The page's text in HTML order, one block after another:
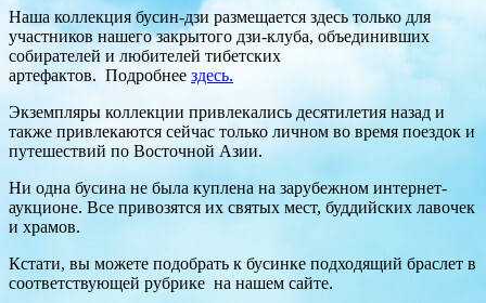
Наша коллекция бусин-дзи размещается здесь только для
участников нашего закрытого дзи-клуба, объединивших
собирателей и любителей тибетских
артефактов. Подробнее здесь.
Экземпляры коллекции привлекались десятилетия назад и
также привлекаются сейчас только личном во время поездок и
путешествий по Восточной Азии.
Ни одна бусина не была куплена на зарубежном интернет-
аукционе. Все привозятся их святых мест, буддийских лавочек
и храмов.
Кстати, вы можете подобрать к бусинке подходящий браслет в
соответствующей рубрике на нашем сайте.